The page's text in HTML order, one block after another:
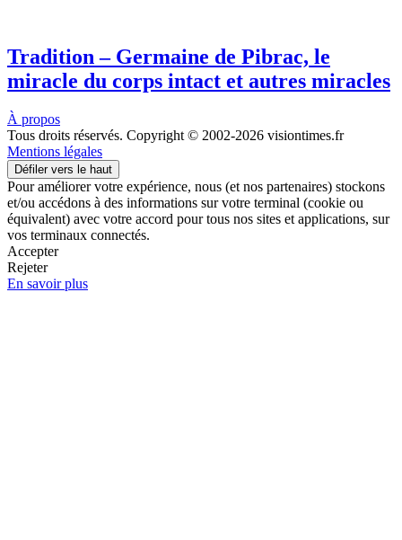
Tradition – Germaine de Pibrac, le
miracle du corps intact et autres miracles
À propos
Tous droits réservés. Copyright © 2002-2026 visiontimes.fr
Mentions légales
Défiler vers le haut
Pour améliorer votre expérience, nous (et nos partenaires) stockons
et/ou accédons à des informations sur votre terminal (cookie ou
équivalent) avec votre accord pour tous nos sites et applications, sur
vos terminaux connectés.
Accepter
Rejeter
En savoir plus